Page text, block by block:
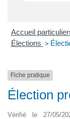
Accueil
Élections >
Fiche pratique
Élection
Vérifié le 27/05/